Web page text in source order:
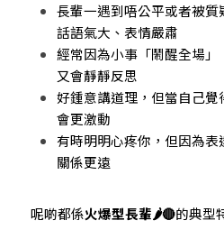
長輩一遇到唔公平或者被
話語氣大、表情嚴肅
經常因為小事「鬧醒全場
又會靜靜反思
好鍾意講道理，但當自己覺
會更激動
有時明明心疼你，但因為
關係更遠
呢啲都係火爆型長輩🌶️🔴的典型